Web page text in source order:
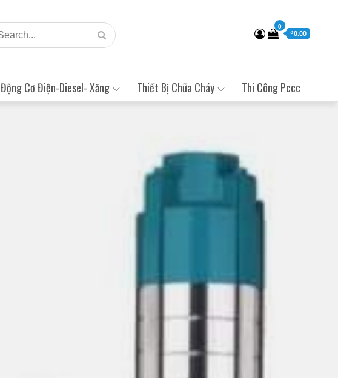
0
₫0.00
Động Cơ Điện-Diesel- Xăng Thiết Bị Chữa Cháy Thi Công Pccc